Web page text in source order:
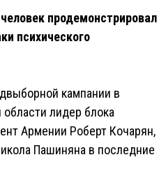
продемонстрировал
психического
кампании в
лидер блока
Армении Роберт Кочарян,
Пашиняна в последние